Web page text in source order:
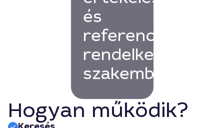
és
referenciákkal
rendelkező
szakembert!
Hogyan működik?